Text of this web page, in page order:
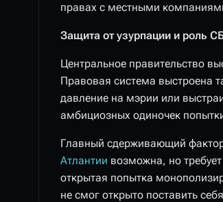
правах с местными
Защита от узурпации и роль
Центральное правительство
Правовая система выстроена
давление на мэрии или
амбициозных одиночек
Главный сдерживающий
Атлантии возможна, но
открытая попытка
не смог открыто поставить